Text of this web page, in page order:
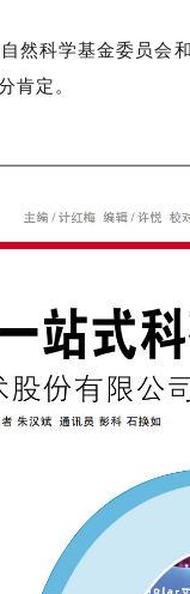
然科学基金委员
肯定。